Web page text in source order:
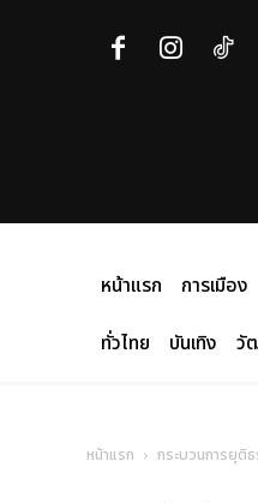
หน้าแรก การเมือง
ทั่วไทย
บันเทิง วั
หน้าแรก กระบวนการยุติ